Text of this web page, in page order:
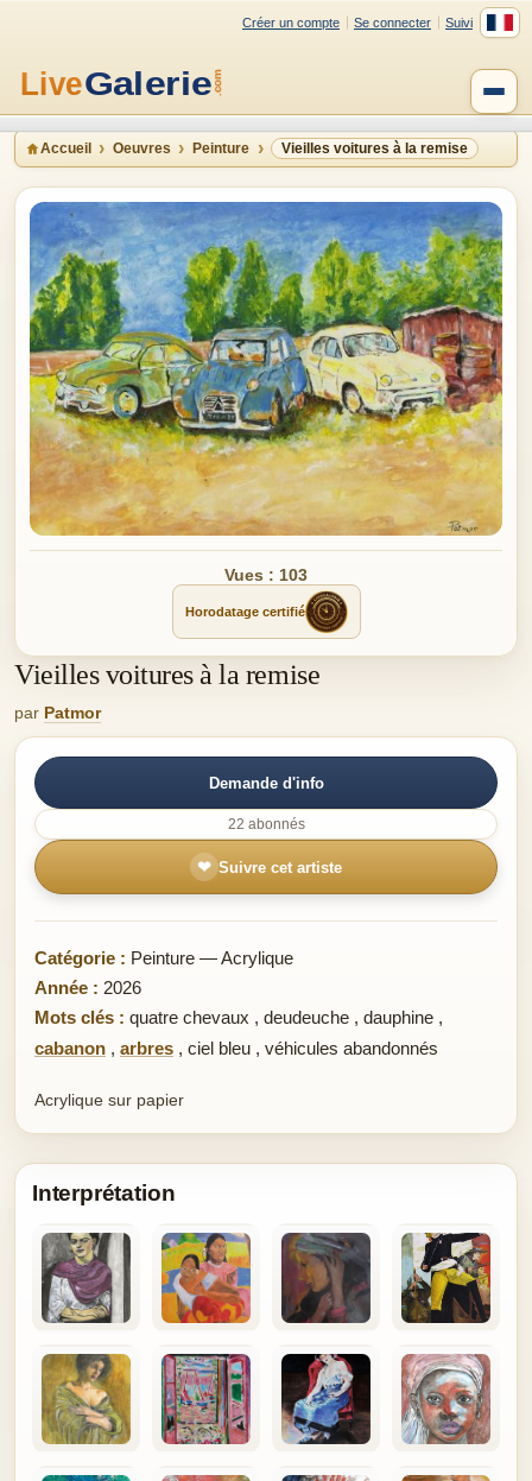
Créer un compte Se connecter Suivi
Accueil Oeuvres Peinture Vieilles voitures à la remise
Vues : 103
Horodatage certifié
Vieilles voitures à la remise
par Patmor
Demande d'info
22 abonnés
❤ Suivre cet artiste
Catégorie : Peinture — Acrylique
Année : 2026
Mots clés : quatre chevaux , deudeuche , dauphine ,
cabanon , arbres , ciel bleu , véhicules abandonnés
Acrylique sur papier
Interprétation